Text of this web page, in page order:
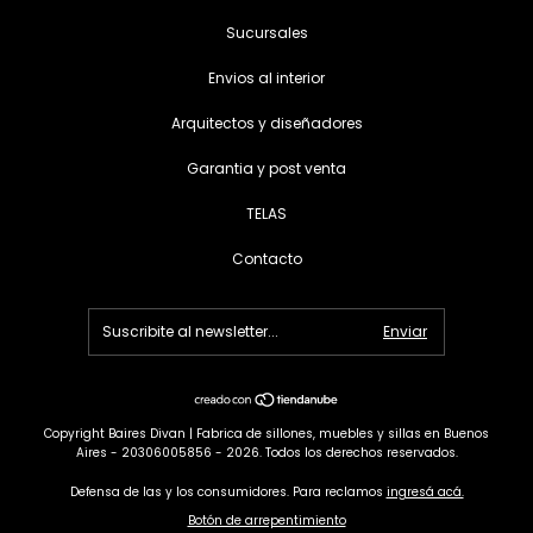
Sucursales
Envios al interior
Arquitectos y diseñadores
Garantia y post venta
TELAS
Contacto
Copyright Baires Divan | Fabrica de sillones, muebles y sillas en Buenos
Aires - 20306005856 - 2026. Todos los derechos reservados.
Defensa de las y los consumidores. Para reclamos ingresá acá.
Botón de arrepentimiento